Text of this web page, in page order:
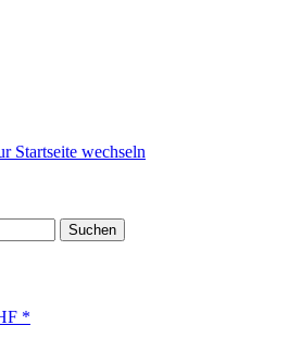
Suchen
*